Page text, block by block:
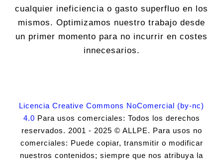
cualquier ineficiencia o gasto superfluo en los
mismos. Optimizamos nuestro trabajo desde
un primer momento para no incurrir en costes
innecesarios.
Licencia Creative Commons NoComercial (by-nc)
4.0 Para usos comerciales: Todos los derechos
reservados. 2001 - 2025 © ALLPE. Para usos no
comerciales: Puede copiar, transmitir o modificar
nuestros contenidos; siempre que nos atribuya la